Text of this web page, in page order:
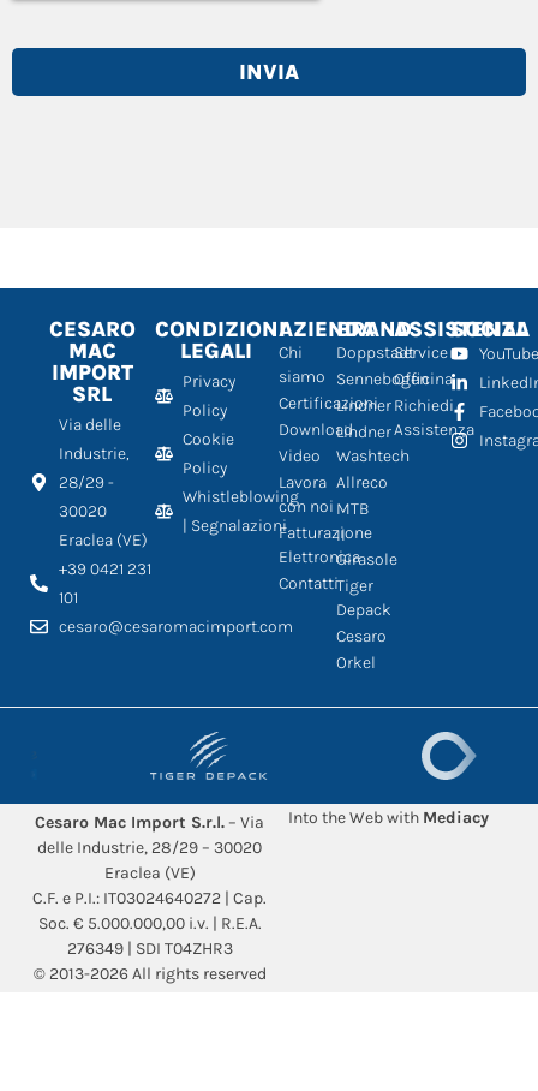
INVIA
CESARO
MAC
IMPORT
SRL
Via delle
Industrie,
28/29 -
30020
Eraclea (VE)
+39 0421 231
101
cesaro@cesaromacimport.com
CONDIZIONI
LEGALI
Privacy
Policy
Cookie
Policy
Whistleblowing
| Segnalazioni
AZIENDA
Chi
siamo
Certificazioni
Download
Video
Lavora
con noi
Fatturazione
Elettronica
Contatti
BRAND
Doppstadt
Sennebogen
Lindner
Lindner
Washtech
Allreco
MTB
Il
Girasole
Tiger
Depack
Cesaro
Orkel
ASSISTENZA
Service
Officina
Richiedi
Assistenza
SOCIAL
Cesaro Mac Import S.r.l. – Via
delle Industrie, 28/29 – 30020
Eraclea (VE)
C.F. e P.I.: IT03024640272 | Cap.
Soc. € 5.000.000,00 i.v. | R.E.A.
276349 | SDI T04ZHR3
© 2013-2026 All rights reserved
Into the Web with Mediacy